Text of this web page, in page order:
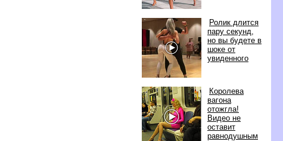
Ролик длится
пару секунд,
но вы будете
шоке от
увиденного
Королева
агона
отожгла!
идео не
оставит
равнодушным